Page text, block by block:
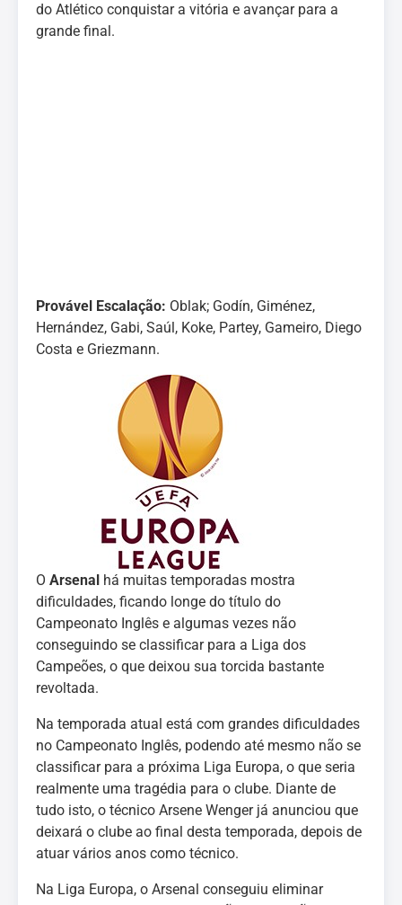
do Atlético conquistar a vitória e avançar para a
grande final.
Provável Escalação: Oblak; Godín, Giménez,
Hernández, Gabi, Saúl, Koke, Partey, Gameiro, Diego
Costa e Griezmann.
O Arsenal há muitas temporadas mostra
dificuldades, ficando longe do título do
Campeonato Inglês e algumas vezes não
conseguindo se classificar para a Liga dos
Campeões, o que deixou sua torcida bastante
revoltada.
Na temporada atual está com grandes dificuldades
no Campeonato Inglês, podendo até mesmo não se
classificar para a próxima Liga Europa, o que seria
realmente uma tragédia para o clube. Diante de
tudo isto, o técnico Arsene Wenger já anunciou que
deixará o clube ao final desta temporada, depois de
atuar vários anos como técnico.
Na Liga Europa, o Arsenal conseguiu eliminar